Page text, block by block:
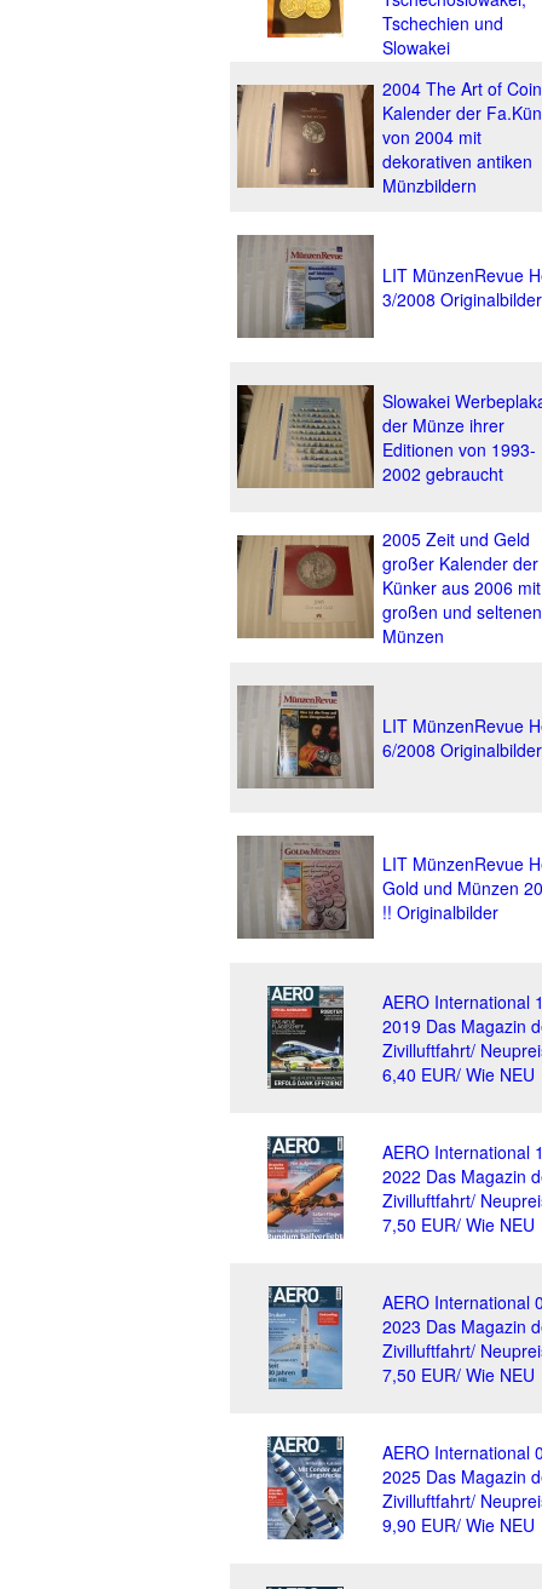
Tschechien und
Slowakei
2004 The Art of
Kalender der
von 2004 mit
dekorativen antiken
Münzbildern
LIT MünzenRevue
3/2008 Originalbilder
Slowakei
der Münze ihrer
Editionen von 1993-
2002 gebraucht
2005 Zeit und Geld
großer Kalender
Künker aus 2006 mit
großen und seltenen
Münzen
LIT MünzenRevue
6/2008 Originalbilder
LIT MünzenRevue
Gold und Münzen
!! Originalbilder
AERO International
2019 Das Magazin
Zivilluftfahrt/
6,40 EUR/ Wie NEU
AERO International
2022 Das Magazin
Zivilluftfahrt/
7,50 EUR/ Wie NEU
AERO International
2023 Das Magazin
Zivilluftfahrt/
7,50 EUR/ Wie NEU
AERO International
2025 Das Magazin
Zivilluftfahrt/
9,90 EUR/ Wie NEU